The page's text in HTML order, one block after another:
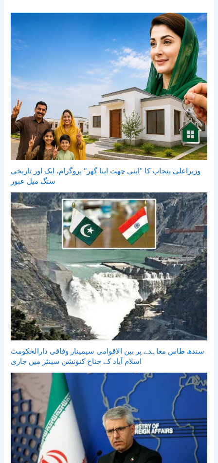
وزیراعلیٰ پنجاب کا ’’اپنی چھت اپنا گھر‘‘ پروگرام، ایک اور تاریخی
سنگ میل عبور
سندھ طاس معاہدے پر بین الاقوامی سیمینار وفاقی دارالحکومت
اسلام آباد کے جناح کنونشن سینٹر میں جاری